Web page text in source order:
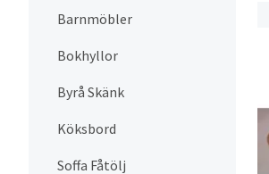
Barnmöbler
Bokhyllor
Byrå Skänk
Köksbord
Soffa Fåtölj